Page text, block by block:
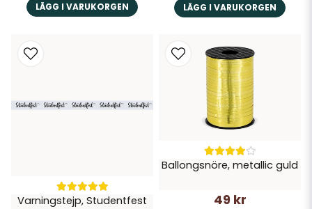
LÄGG I VARUKORGEN LÄGG I VARUKORGEN
Varningstejp, Studentfest
Ballongsnöre, metallic guld
49 kr